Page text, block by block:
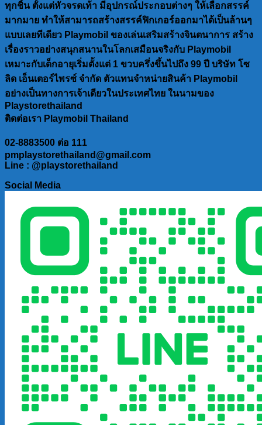
ทุกชิ้น ตั้งแต่หัวจรดเท้า มีอุปกรณ์ประกอบต่างๆ ให้เลือกสรรค์
มากมาย ทำให้สามารถสร้างสรรค์ฟิกเกอร์ออกมาได้เป็นล้านๆ
แบบเลยทีเดียว Playmobil ของเล่นเสริมสร้างจินตนาการ สร้าง
เรื่องราวอย่างสนุกสนานในโลกเสมือนจริงกับ Playmobil
เหมาะกับเด็กอายุเริ่มตั้งแต่ 1 ขวบครึ่งขึ้นไปถึง 99 ปี บริษัท โซ
ลิด เอ็นเตอร์ไพรซ์ จำกัด ตัวแทนจำหน่ายสินค้า Playmobil
อย่างเป็นทางการเจ้าเดียวในประเทศไทย ในนามของ
Playstorethailand
ติดต่อเรา Playmobil Thailand
02-8883500 ต่อ 111
pmplaystorethailand@gmail.com
Line : @playstorethailand
Social Media